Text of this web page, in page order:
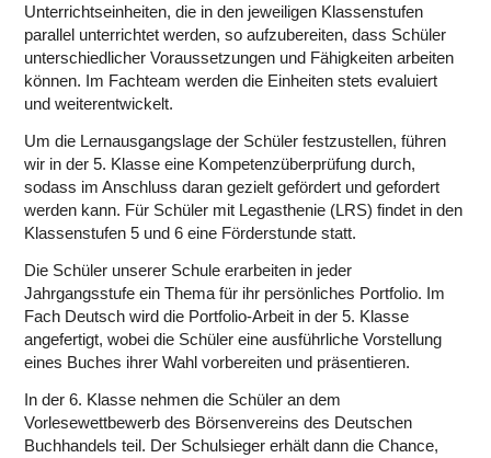
Unterrichtseinheiten, die in den jeweiligen Klassenstufen
parallel unterrichtet werden, so aufzubereiten, dass Schüler
unterschiedlicher Voraussetzungen und Fähigkeiten arbeiten
können. Im Fachteam werden die Einheiten stets evaluiert
und weiterentwickelt.
Um die Lernausgangslage der Schüler festzustellen, führen
wir in der 5. Klasse eine Kompetenzüberprüfung durch,
sodass im Anschluss daran gezielt gefördert und gefordert
werden kann. Für Schüler mit Legasthenie (LRS) findet in den
Klassenstufen 5 und 6 eine Förderstunde statt.
Die Schüler unserer Schule erarbeiten in jeder
Jahrgangsstufe ein Thema für ihr persönliches Portfolio. Im
Fach Deutsch wird die Portfolio-Arbeit in der 5. Klasse
angefertigt, wobei die Schüler eine ausführliche Vorstellung
eines Buches ihrer Wahl vorbereiten und präsentieren.
In der 6. Klasse nehmen die Schüler an dem
Vorlesewettbewerb des Börsenvereins des Deutschen
Buchhandels teil. Der Schulsieger erhält dann die Chance,